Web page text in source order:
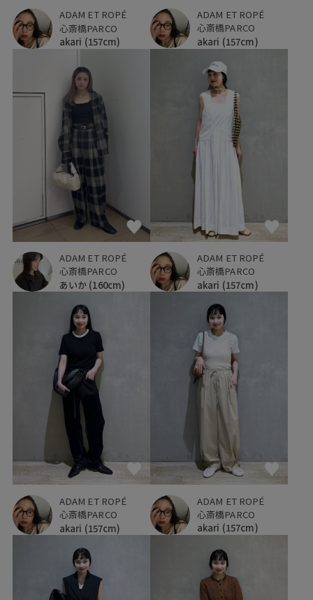
ADAM ET ROPÉ
心斎橋PARCO
akari (157cm)
ADAM ET ROPÉ
心斎橋PARCO
akari (157cm)
ADAM ET ROPÉ
心斎橋PARCO
あいか (160cm)
ADAM ET ROPÉ
心斎橋PARCO
akari (157cm)
ADAM ET ROPÉ
心斎橋PARCO
akari (157cm)
ADAM ET ROPÉ
心斎橋PARCO
akari (157cm)